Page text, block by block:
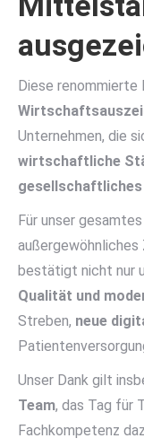
Diese renommierte
Unternehmen, die
wirtschaftliche
gesellschaftliches
Für unser
außergewöhnliches
bestätigt nicht nur
Qualität und
Streben, neue
Unser Dank gilt
Team, das Tag für
Fachkompetenz